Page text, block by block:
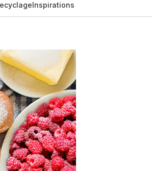
?
Inspirations